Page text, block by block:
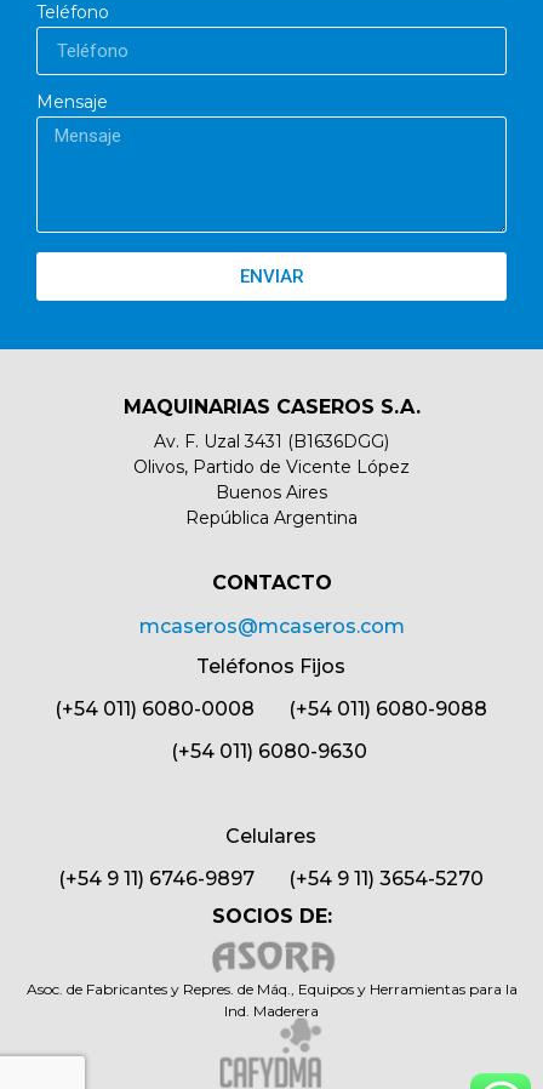
Teléfono
Mensaje
ENVIAR
MAQUINARIAS CASEROS S.A.
Av. F. Uzal 3431 (B1636DGG)
Olivos, Partido de Vicente López
Buenos Aires
República Argentina
CONTACTO​
mcaseros@mcaseros.com
Teléfonos Fijos
(+54 011) 6080-0008 (+54 011) 6080-9088
(+54 011) 6080-9630
Celulares
(+54 9 11) 6746-9897 (+54 9 11) 3654-5270
SOCIOS DE:
Asoc. de Fabricantes y Repres. de Máq., Equipos y Herramientas para la
Ind. Maderera